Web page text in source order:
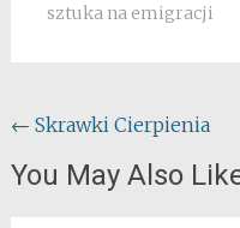
sztuka na emigracji
Post
navigation
← Skrawki Cierpienia
You May Also